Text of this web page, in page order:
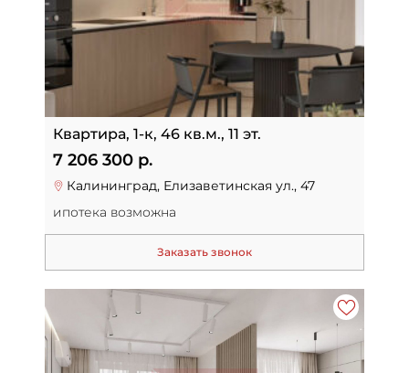
Квартира, 1-к, 46 кв.м., 11 эт.
7 206 300 р.
Калининград, Елизаветинская ул., 47
ипотека возможна
Заказать звонок